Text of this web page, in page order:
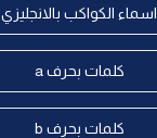
اسماء الكواكب بالانجليزي
كلمات بحرف a
كلمات بحرف b